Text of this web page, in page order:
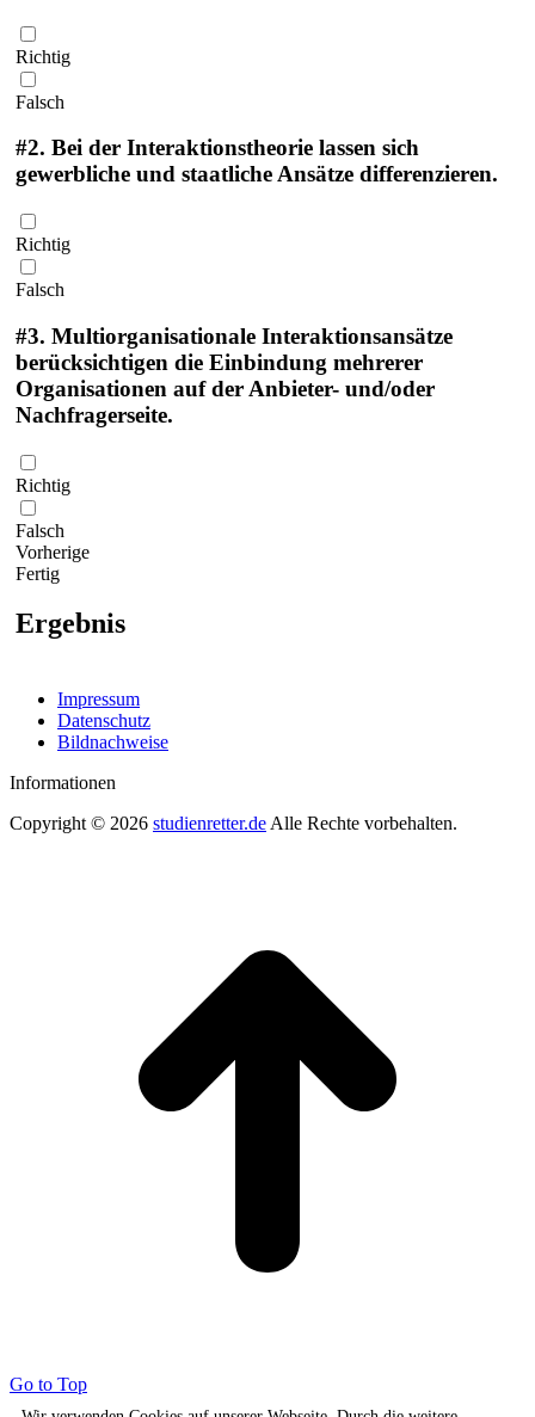
Richtig
Falsch
#2. Bei der Interaktionstheorie lassen sich
gewerbliche und staatliche Ansätze differenzieren.
Richtig
Falsch
#3. Multiorganisationale Interaktionsansätze
berücksichtigen die Einbindung mehrerer
Organisationen auf der Anbieter- und/oder
Nachfragerseite.
Richtig
Falsch
Vorherige
Fertig
Ergebnis
Impressum
Datenschutz
Bildnachweise
Informationen
Copyright © 2026 studienretter.de Alle Rechte vorbehalten.
Go to Top